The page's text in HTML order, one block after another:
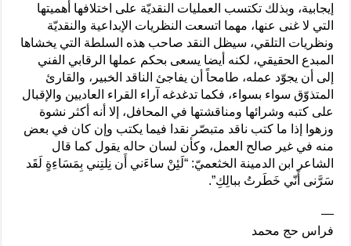
إيجابية، وبذلك تكتسب العمليات النقديّة على اختلافها أهميتها
التي لا غنى عنها، مهما اتسعت النظريات الإبداعية والنقديّة
ونظريات التلقي، سيظل النقد صاحب هذه السلطة التي يخشاها
المبدع الحقيقي، لكنه أيضا يسعى بحكم عملها الرقابي الفني
إلى أن يجوّد عمله، طامحاً أن يفاجئ الناقد الخبير، والقارئ
المتذوّق سواء بسواء، فكما تدغدغه آراء القراء العاديين والإقبال
على كتبه وشرائها ومناقشتها في المحافل، إلا أنه أكثر نشوة
وزهوا إذا ما كتب ناقد متبصّر نقدا فيما يكتب وإن كان في بعض
منه في غير صالح العمل، وكأن لسان حاله يقول كما قال
الشاعر ابن الدمينة الخثعميّ: “لَئِنْ ساءَني أَن نِلتِني بِمَسَاءِةٍ لَقَد
سَرَّنى أَنّي خَطَرتُ ببالِكِ”.
—
فراس حج محمد